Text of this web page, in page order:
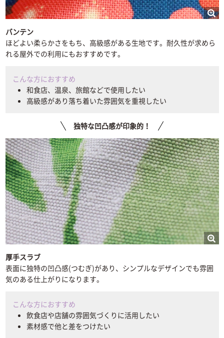
バンテン
ほどよい柔らかさをもち、高級感がある生地です。耐久性が求めら
れる屋外での利用にもおすすめです。
こんな方におすすめ
和食店、温泉、旅館などで使用したい
高級感があり落ち着いた雰囲気を重視したい
独特な凹凸感が印象的！
厚手スラブ
表面に独特の凹凸感(つむぎ)があり、シンプルなデザインでも雰囲
気のある仕上がりになります。
こんな方におすすめ
飲食店や店舗の雰囲気づくりに活用したい
素材感で他と差をつけたい